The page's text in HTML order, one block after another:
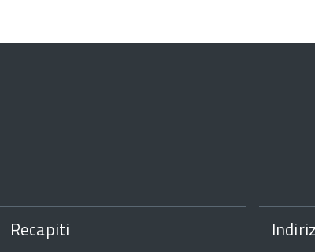
Recapiti